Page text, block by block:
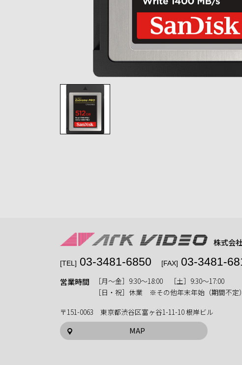
株式会
[TEL] 03-3481-6850 [FAX] 03-3481-
営業時間
［月〜金］9:30〜18:00 ［土］9:30〜17:00
［日・祝］休業 ※その他年末年始（期間不定）
〒151-0063 東京都渋谷区富ヶ谷1-11-10 根岸ビル
MAP